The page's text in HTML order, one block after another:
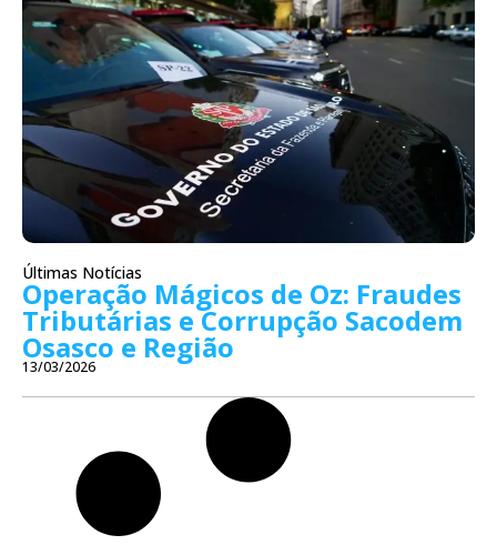
Últimas Notícias
Operação Mágicos de Oz: Fraudes
Tributárias e Corrupção Sacodem
Osasco e Região
13/03/2026